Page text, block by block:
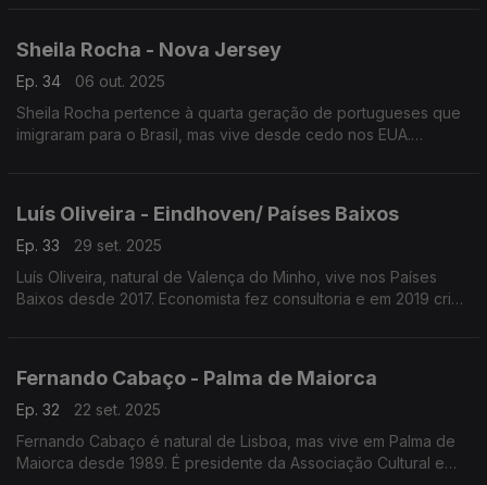
Sheila Rocha - Nova Jersey
Ep. 34
06 out. 2025
Sheila Rocha pertence à quarta geração de portugueses que
imigraram para o Brasil, mas vive desde cedo nos EUA.
Luís Oliveira - Eindhoven/ Países Baixos
Ep. 33
29 set. 2025
Luís Oliveira, natural de Valença do Minho, vive nos Países
Baixos desde 2017. Economista fez consultoria e em 2019 criou
Fernando Cabaço - Palma de Maiorca
Ep. 32
22 set. 2025
Fernando Cabaço é natural de Lisboa, mas vive em Palma de
Maiorca desde 1989. É presidente da Associação Cultural e